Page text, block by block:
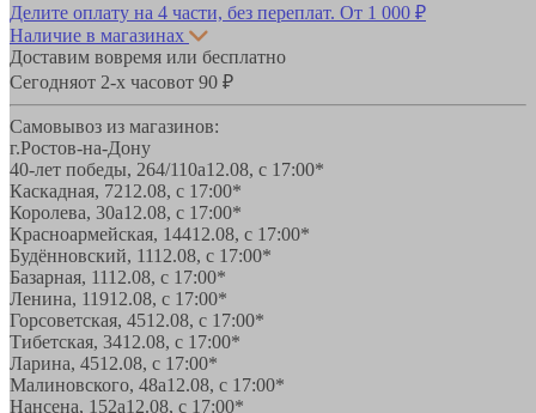
Делите оплату на 4 части, без переплат. От 1 000 ₽
Наличие в магазинах
Доставим вовремя или бесплатно
Сегодняот 2-х часовот 90 ₽
Самовывоз из магазинов:
г.Ростов-на-Дону
40-лет победы, 264/110а12.08, с 17:00*
Каскадная, 7212.08, с 17:00*
Королева, 30а12.08, с 17:00*
Красноармейская, 14412.08, с 17:00*
Будённовский, 1112.08, с 17:00*
Базарная, 1112.08, с 17:00*
Ленина, 11912.08, с 17:00*
Горсоветская, 4512.08, с 17:00*
Тибетская, 3412.08, с 17:00*
Ларина, 4512.08, с 17:00*
Малиновского, 48а12.08, с 17:00*
Нансена, 152а12.08, с 17:00*